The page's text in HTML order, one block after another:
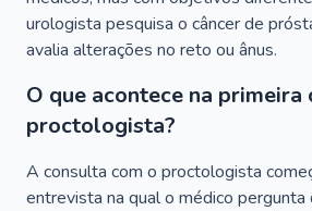
urologista pesquisa o câncer de
avalia alterações no reto ou ânus.
O que acontece na
proctologista?
A consulta com o proctologista
entrevista na qual o médico